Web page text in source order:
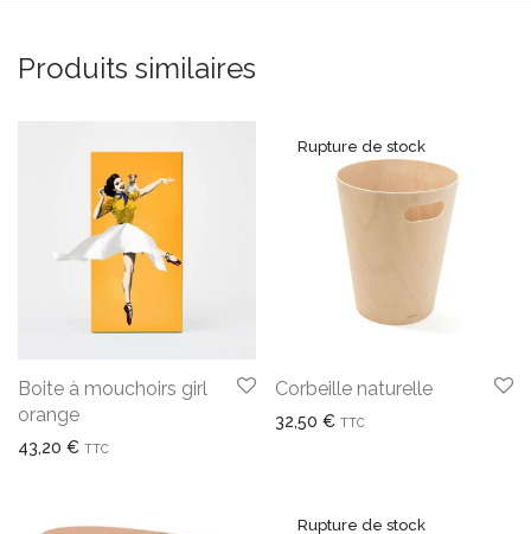
Produits similaires
Boite à mouchoirs girl
orange
43,20 € TTC
Corbeille naturelle
32,50 € TTC